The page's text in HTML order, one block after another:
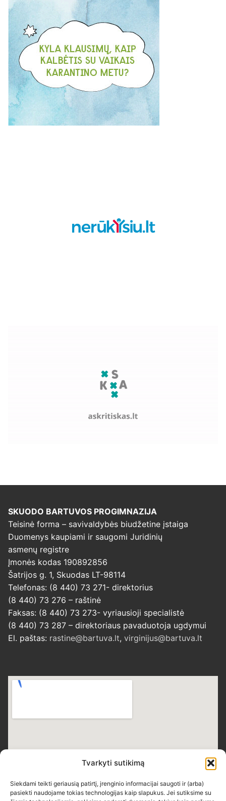
Tvarkyti sutikimą
Siekdami teikti geriausią patirtį, įrenginio informacijai saugoti ir (arba)
pasiekti naudojame tokias technologijas kaip slapukus. Jei sutiksime su
SKUODO BARTUVOS PROGIMNAZIJA
Teisinė forma – savivaldybės biudžetine įstaiga
Duomenys kaupiami ir saugomi Juridinių
asmenų registre
Įmonės kodas 190892856
Šatrijos g. 1, Skuodas LT-98114
Telefonas: (8 440) 73 271- direktorius
(8 440) 73 276 – raštinė
Faksas: (8 440) 73 273- vyriausioji specialistė
(8 440) 73 287 – direktoriaus pavaduotoja ugdymui
El. paštas: rastine@bartuva.lt, virginijus@bartuva.lt